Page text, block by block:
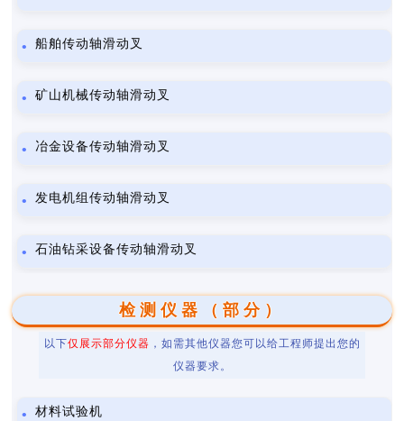
船舶传动轴滑动叉
矿山机械传动轴滑动叉
冶金设备传动轴滑动叉
发电机组传动轴滑动叉
石油钻采设备传动轴滑动叉
检测仪器（部分）
以下仅展示部分仪器 ，如需其他仪器您可以给工程师提出您的
仪器要求。
材料试验机